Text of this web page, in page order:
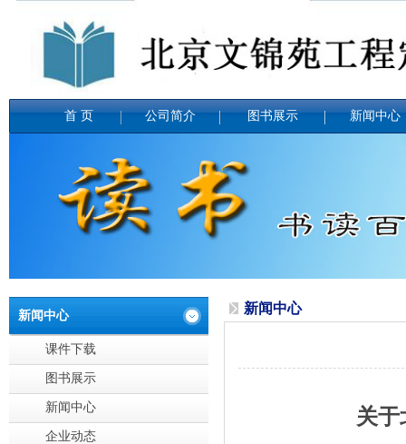
首 页 公司简介 图书展示 新闻中心
新闻中心
课件下载
图书展示
新闻中心
企业动态
新闻中心
关